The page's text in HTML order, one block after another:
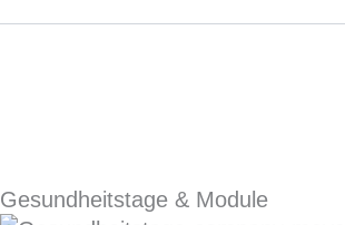
Gesundheitstage & Module